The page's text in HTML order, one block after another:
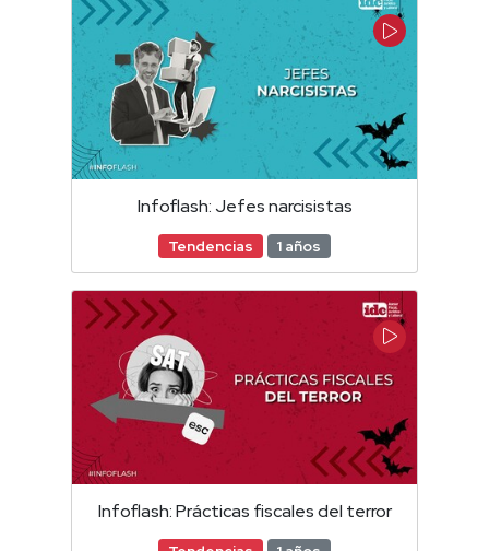
Infoflash: Jefes narcisistas
Tendencias 1 años
Infoflash: Prácticas fiscales del terror